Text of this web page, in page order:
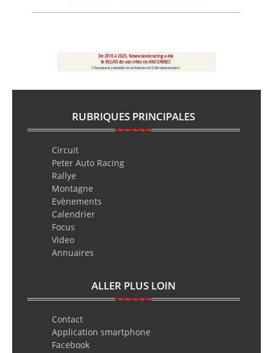
RUBRIQUES PRINCIPALES
Circuit
Peter Auto Racing
Rallye
Montagne
Evènements
Calendrier
Focus
Video
Annuaires
ALLER PLUS LOIN
Contact
Application smartphone
Facebook